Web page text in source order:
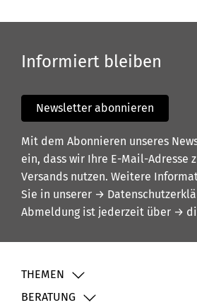
Informiert bleiben
Newsletter abonnieren
Mit dem Abonnieren unseres
ein, dass wir Ihre E-Mail-Adresse
Versands nutzen. Weitere
Sie in unserer →
Abmeldung ist jederzeit über →
THEMEN
BERATUNG